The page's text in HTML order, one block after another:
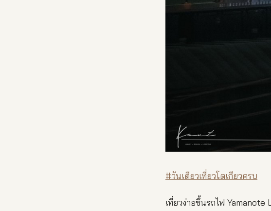
#วันเดียวเที่ยวโตเกียวครบ
เที่ยวง่ายขึ้นรถไฟ Yamanote